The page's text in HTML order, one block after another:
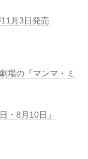
11月3日発売
場の『マンマ・ミ
・8月10日」